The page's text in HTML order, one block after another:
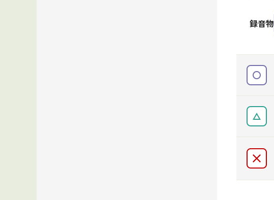
録音物